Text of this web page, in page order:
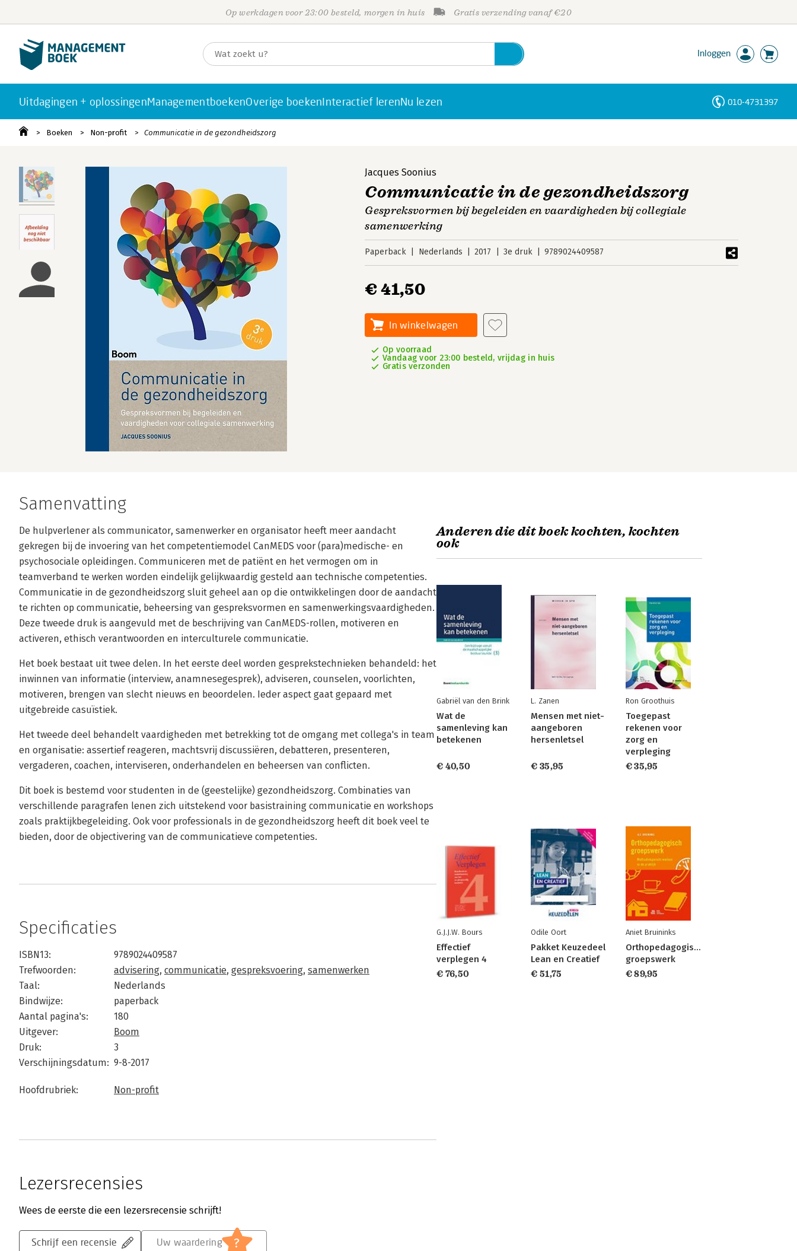
Op werkdagen voor 23:00 besteld, morgen in huis Gratis verzending vanaf €20
Inloggen
Uitdagingen + oplossingenManagementboekenOverige boekenInteractief lerenNu lezen 010-4731397
Boeken Non-profit Communicatie in de gezondheidszorg
Jacques Soonius
Communicatie in de gezondheidszorg
Gespreksvormen bij begeleiden en vaardigheden bij collegiale
samenwerking
Paperback Nederlands 2017 3e druk 9789024409587
€ 41,50
In winkelwagen
Op voorraad
Vandaag voor 23:00 besteld, vrijdag in huis
Gratis verzonden
Samenvatting
De hulpverlener als communicator, samenwerker en organisator heeft meer aandacht
gekregen bij de invoering van het competentiemodel CanMEDS voor (para)medische- en
psychosociale opleidingen. Communiceren met de patiënt en het vermogen om in
teamverband te werken worden eindelijk gelijkwaardig gesteld aan technische competenties.
Communicatie in de gezondheidszorg sluit geheel aan op die ontwikkelingen door de aandacht
te richten op communicatie, beheersing van gespreksvormen en samenwerkingsvaardigheden.
Deze tweede druk is aangevuld met de beschrijving van CanMEDS-rollen, motiveren en
activeren, ethisch verantwoorden en interculturele communicatie.
Het boek bestaat uit twee delen. In het eerste deel worden gesprekstechnieken behandeld: het
inwinnen van informatie (interview, anamnesegesprek), adviseren, counselen, voorlichten,
motiveren, brengen van slecht nieuws en beoordelen. Ieder aspect gaat gepaard met
uitgebreide casuïstiek.
Het tweede deel behandelt vaardigheden met betrekking tot de omgang met collega's in team
en organisatie: assertief reageren, machtsvrij discussiëren, debatteren, presenteren,
vergaderen, coachen, interviseren, onderhandelen en beheersen van conflicten.
Dit boek is bestemd voor studenten in de (geestelijke) gezondheidszorg. Combinaties van
verschillende paragrafen lenen zich uitstekend voor basistraining communicatie en workshops
zoals praktijkbegeleiding. Ook voor professionals in de gezondheidszorg heeft dit boek veel te
bieden, door de objectivering van de communicatieve competenties.
Specificaties
ISBN13:
9789024409587
Trefwoorden:
advisering, communicatie, gespreksvoering, samenwerken
Taal:
Nederlands
Bindwijze:
paperback
Aantal pagina's:
180
Uitgever:
Boom
Druk:
3
Verschijningsdatum: 9-8-2017
Hoofdrubriek: Non-profit
Lezersrecensies
Wees de eerste die een lezersrecensie schrijft!
Schrijf een recensie Uw waardering ?
Anderen die dit boek kochten, kochten
ook
Gabriël van den Brink
Wat de
samenleving kan
betekenen
€ 40,50
L. Zanen
Mensen met niet-
aangeboren
hersenletsel
€ 35,95
Ron Groothuis
Toegepast
rekenen voor
zorg en
verpleging
€ 35,95
G.J.J.W. Bours
Effectief
verplegen 4
€ 76,50
Odile Oort
Pakket Keuzedeel
Lean en Creatief
€ 51,75
Aniet Bruininks
Orthopedagogisch
groepswerk
€ 89,95
Personen